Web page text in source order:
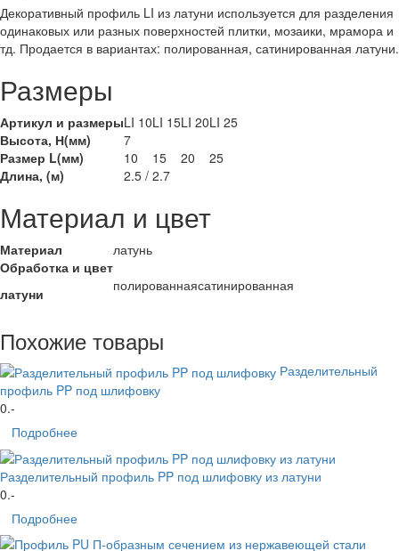
Декоративный профиль LI из латуни используется для разделения
одинаковых или разных поверхностей плитки, мозаики, мрамора и
тд. Продается в вариантах: полированная, сатинированная латуни.
Размеры
Артикул и размерыLI 10LI 15LI 20LI 25
Высота, Н(мм)
7
Размер L(мм)
10 15 20
25
Длина, (м)
2.5 / 2.7
Материал и цвет
Материал
латунь
Обработка и цвет
латуни
полированнаясатинированная
Похожие товары
Разделительный
профиль PP под шлифовку
0.-
Подробнее
Разделительный профиль PP под шлифовку из латуни
0.-
Подробнее